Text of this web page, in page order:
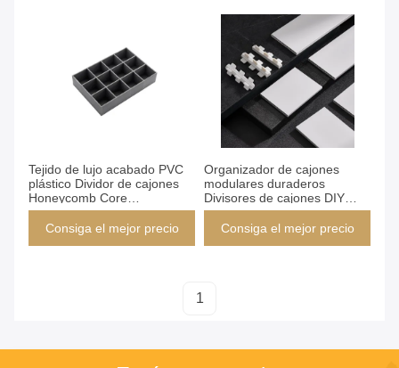
Tejido de lujo acabado PVC
plástico Dividor de cajones
Honeycomb Core
Organizador de cajones
personalizado Diy
Consiga el mejor precio
Organizador de cajones
modulares duraderos
Divisores de cajones DIY
Soluciones de
almacenamiento
Consiga el mejor precio
1